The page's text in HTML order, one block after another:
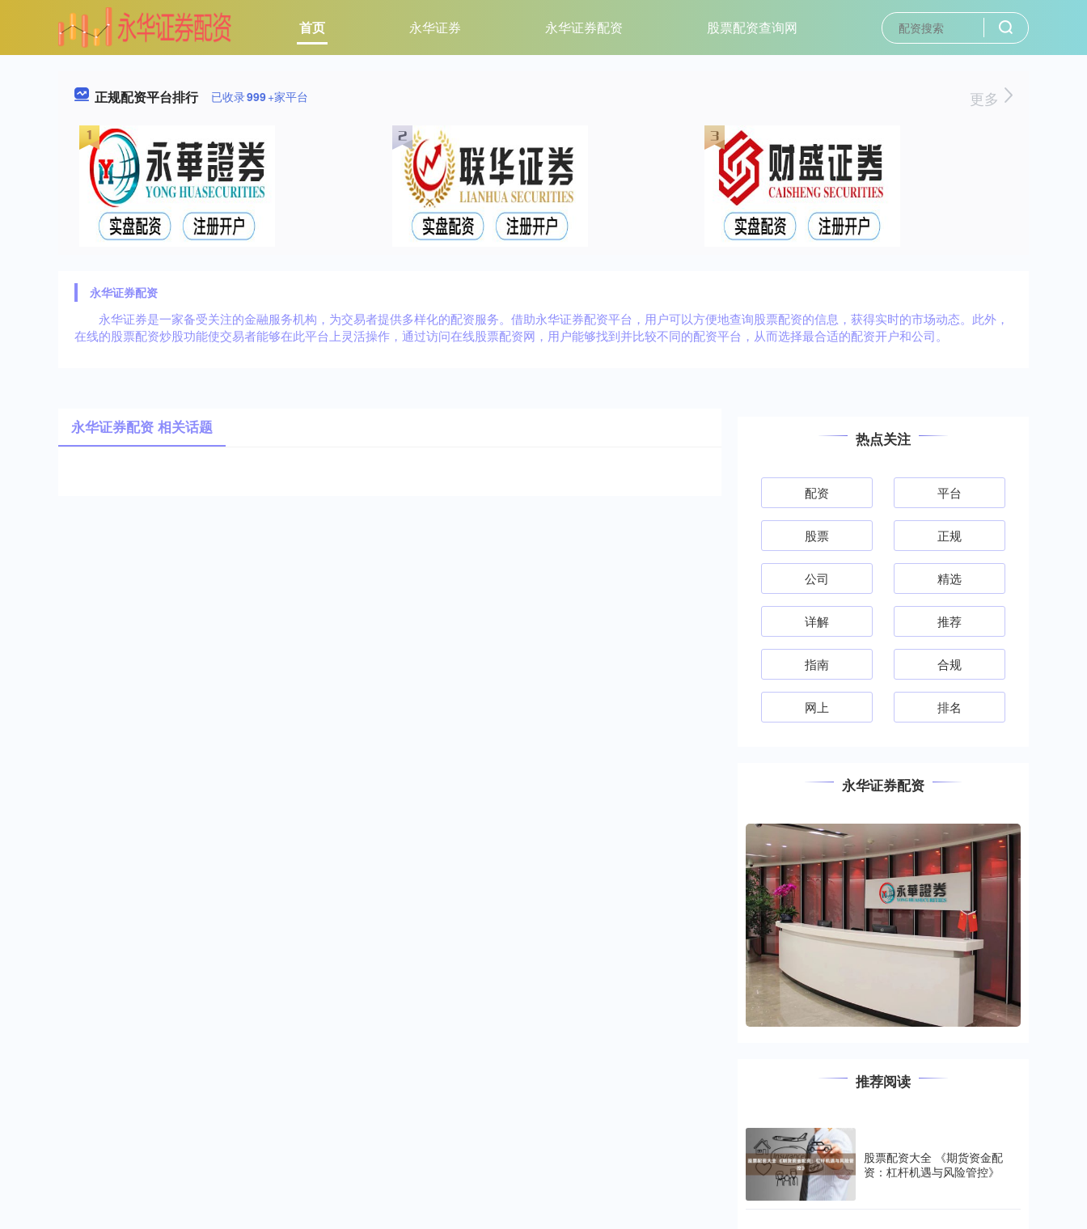
首页 永华证券 永华证券配资 股票配资查询网
正规配资平台排行 已收录999+家平台 更多
永华证券配资
永华证券是一家备受关注的金融服务机构，为交易者提供多样化的配资服务。借助永华证券配资平台，用户可以方便地查询股票配资的信息，获得实时的市场动态。此外，
在线的股票配资炒股功能使交易者能够在此平台上灵活操作，通过访问在线股票配资网，用户能够找到并比较不同的配资平台，从而选择最合适的配资开户和公司。
永华证券配资 相关话题
热点关注
配资 平台
股票 正规
公司 精选
详解 推荐
指南 合规
网上 排名
永华证券配资
推荐阅读
股票配资大全 《期货资金配
资：杠杆机遇与风险管控》